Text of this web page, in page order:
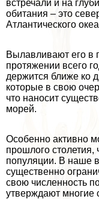
встречали и на
обитания – это
Атлантического
Вылавливают его
протяжении всего
держится ближе ко
которые в свою
что наносит
морей.
Особенно активно
прошлого столетия,
популяции. В наше
существенно
свою численность
утверждают многие